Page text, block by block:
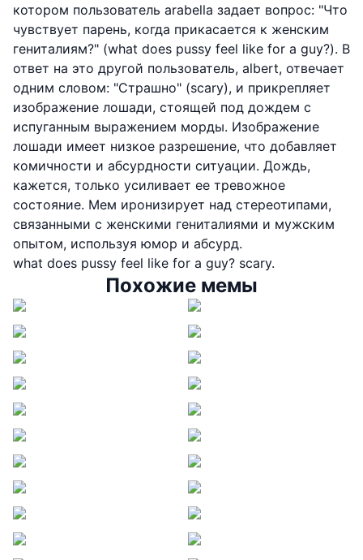
котором пользователь arabella задает вопрос: "Что
чувствует парень, когда прикасается к женским
гениталиям?" (what does pussy feel like for a guy?). В
ответ на это другой пользователь, albert, отвечает
одним словом: "Страшно" (scary), и прикрепляет
изображение лошади, стоящей под дождем с
испуганным выражением морды. Изображение
лошади имеет низкое разрешение, что добавляет
комичности и абсурдности ситуации. Дождь,
кажется, только усиливает ее тревожное
состояние. Мем иронизирует над стереотипами,
связанными с женскими гениталиями и мужским
опытом, используя юмор и абсурд.
what does pussy feel like for a guy? scary.
Похожие мемы